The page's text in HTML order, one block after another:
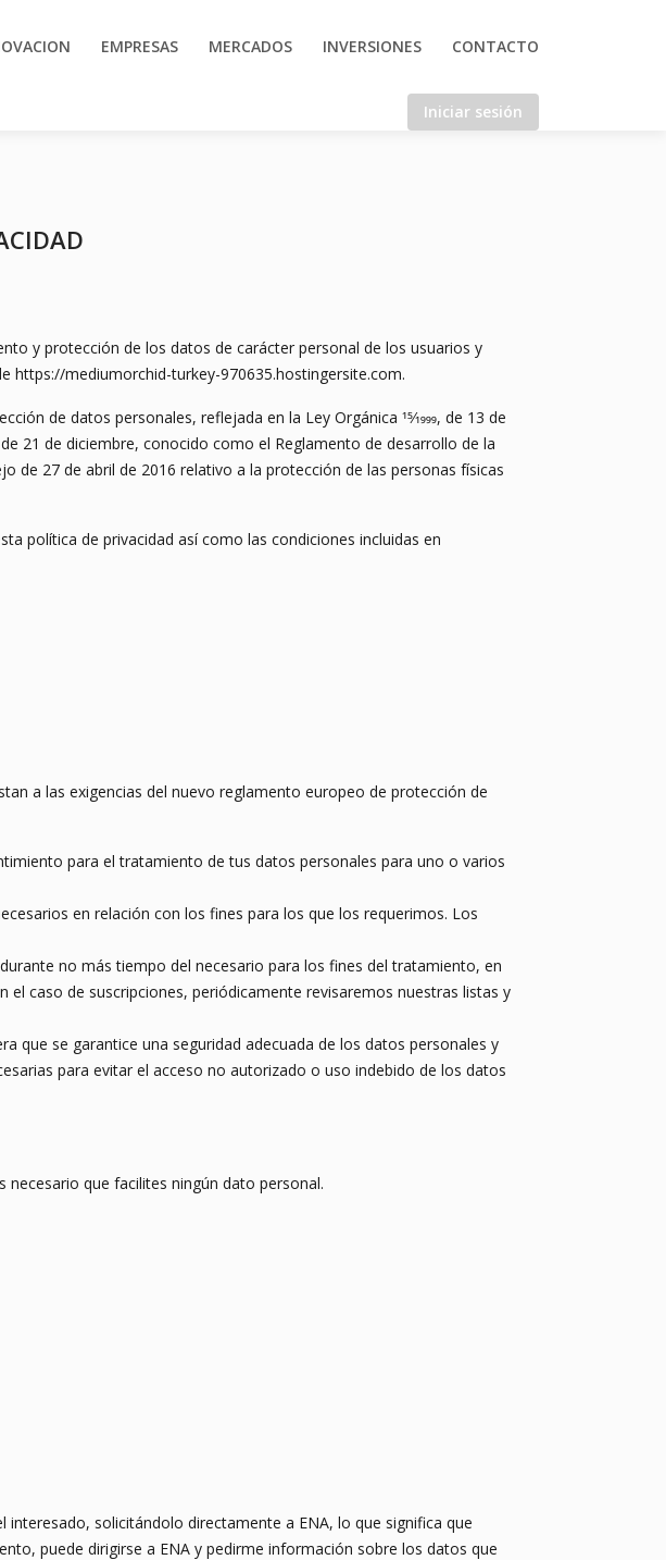
EMPRESAS MERCADOS INVERSIONES CONTACTO
Iniciar sesión
y protección de los datos de carácter personal de los usuarios y
https://mediumorchid-turkey-970635.hostingersite.com.
de datos personales, reflejada en la Ley Orgánica 15⁄1999, de 13 de
de 21 de diciembre, conocido como el Reglamento de desarrollo de la
de 27 de abril de 2016 relativo a la protección de las personas físicas
política de privacidad así como las condiciones incluidas en
a las exigencias del nuevo reglamento europeo de protección de
para el tratamiento de tus datos personales para uno o varios
en relación con los fines para los que los requerimos. Los
no más tiempo del necesario para los fines del tratamiento, en
caso de suscripciones, periódicamente revisaremos nuestras listas y
que se garantice una seguridad adecuada de los datos personales y
para evitar el acceso no autorizado o uso indebido de los datos
que facilites ningún dato personal.
solicitándolo directamente a ENA, lo que significa que
puede dirigirse a ENA y pedirme información sobre los datos que